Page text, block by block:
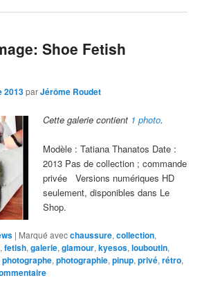
Shoe Fetish
2013parJérôme Roudet
Cette galerie contient 1 photo.
Modèle : Tatiana Thanatos Date :
2013 Pas de collection ; commande
privée Versions numériques HD
seulement, disponibles dans Le
Shop.
| Marqué avecchaussure,collection,
,fetish,galerie,glamour,kyesos,louboutin,
photographe,photographie,pinup,privé,rétro,